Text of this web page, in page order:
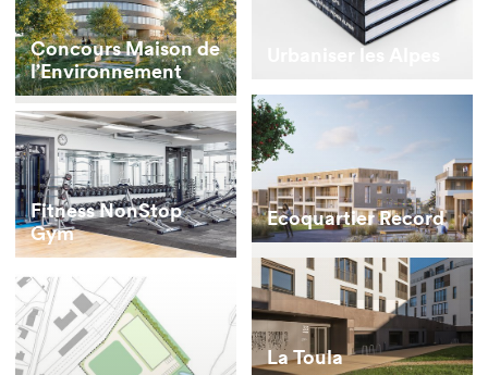
Urbaniser les Alpes
Concours Maison de
l’Environnement
Ecoquartier Record
Fitness NonStop
Gym
La Toula